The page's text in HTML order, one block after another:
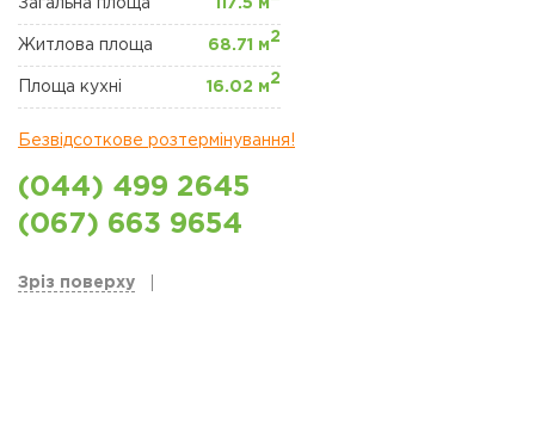
КОМЕРЦІЙНА
НЕРУХОМІСТЬ
Сайт забудовника
Загальна площа 117.5 м
Житлова площа 68.71 м
2
Площа кухні 16.02 м
2
Безвідсоткове розтермінування!
(044) 499 2645
(067) 663 9654
Зріз поверху